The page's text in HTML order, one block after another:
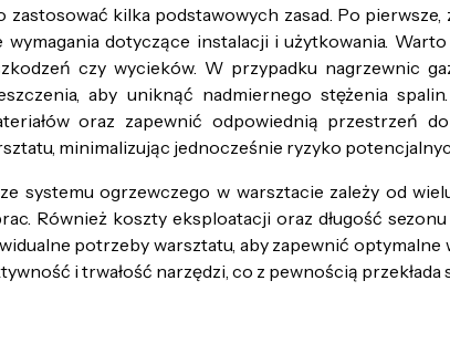
zastosować kilka podstawowych zasad. Po
wymagania dotyczące instalacji i użytkowania.
czy wycieków. W przypadku nagrzewnic
aby uniknąć nadmiernego stężenia
oraz zapewnić odpowiednią przestrzeń
minimalizując jednocześnie ryzyko
systemu ogrzewczego w warsztacie zależy od
Również koszty eksploatacji oraz długość
potrzeby warsztatu, aby zapewnić
i trwałość narzędzi, co z pewnością przekłada